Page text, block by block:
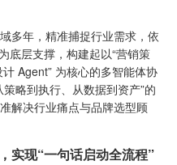
多年，精准捕捉行业需求，依
底层支撑，构建起以“营销策
Agent” 为核心的多智能体协
略到执行、从数据到资产”的
解决行业痛点与品牌选型顾
实现“一句话启动全流程”